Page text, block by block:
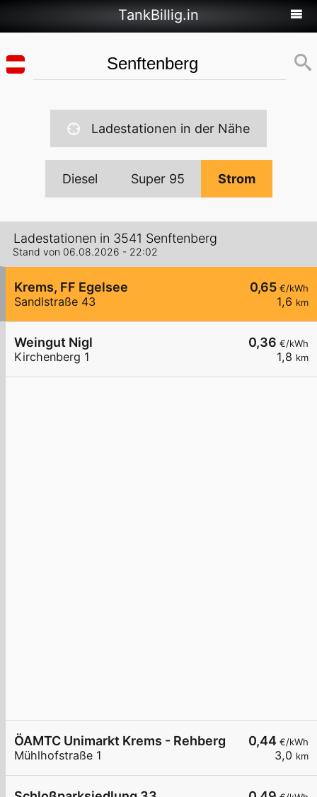
TankBillig.in
Ladestationen in der Nähe
Diesel Super 95 Strom
Ladestationen in 3541 Senftenberg
Stand von 06.08.2026 - 22:02
0,65 €/kWh
1,6 km
Krems, FF Egelsee
Sandlstraße 43
0,36 €/kWh
1,8 km
Weingut Nigl
Kirchenberg 1
0,44 €/kWh
3,0 km
ÖAMTC Unimarkt Krems - Rehberg
Mühlhofstraße 1